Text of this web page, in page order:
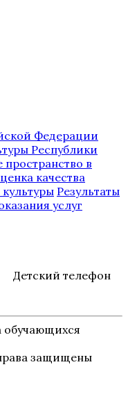
Федерации
Республики
в
качества
Результаты
услуг
Детский телефон
обучающихся
защищены